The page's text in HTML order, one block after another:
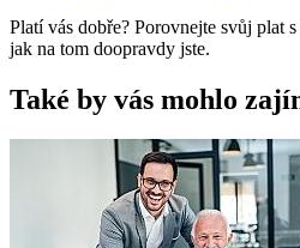
Platí vás dobře? Porovnejte svůj plat
jak na tom doopravdy jste.
Také by vás mohlo